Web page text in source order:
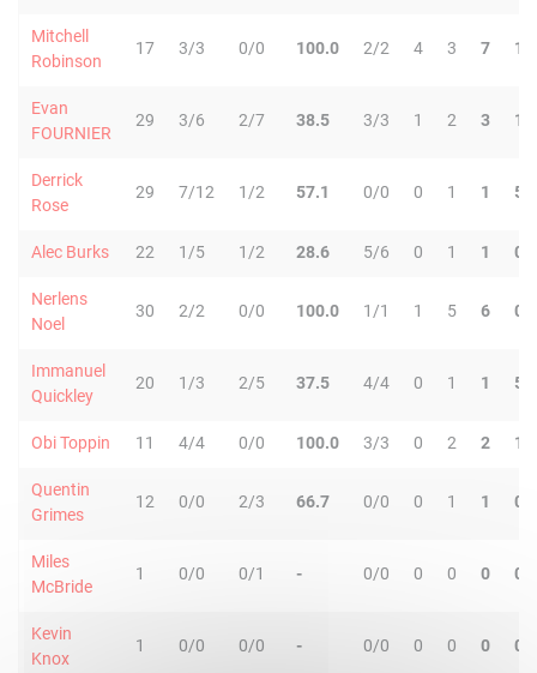
Mitchell
Robinson
17 3/3 0/0 100.0 2/2 4 3 7 1
Evan
FOURNIER
29 3/6 2/7 38.5 3/3 1 2 3 1
Derrick
Rose
29 7/12 1/2 57.1 0/0 0 1 1 5
Alec Burks 22 1/5 1/2 28.6 5/6 0 1 1 0
Nerlens
Noel
30 2/2 0/0 100.0 1/1 1 5 6 0
Immanuel
Quickley
20 1/3 2/5 37.5 4/4 0 1 1 5
Obi Toppin 11 4/4 0/0 100.0 3/3 0 2 2 1
Quentin
Grimes
12 0/0 2/3 66.7 0/0 0 1 1 0
Miles
McBride
1 0/0 0/1 - 0/0 0 0 0 0
Kevin
Knox
1 0/0 0/0 - 0/0 0 0 0 0